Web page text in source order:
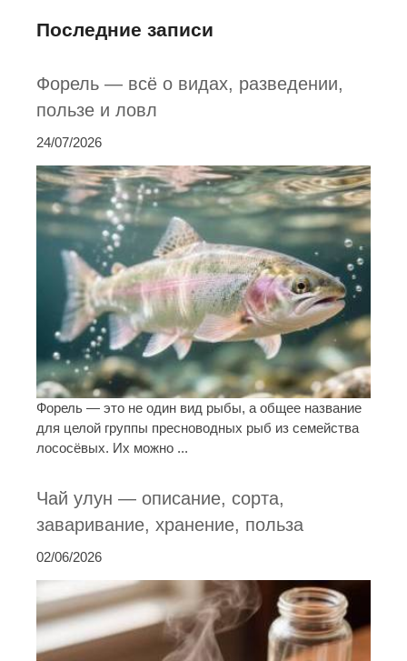
Последние записи
Форель — всё о видах, разведении,
пользе и ловл
24/07/2026
Форель — это не один вид рыбы, а общее название
для целой группы пресноводных рыб из семейства
лососёвых. Их можно ...
Чай улун — описание, сорта,
заваривание, хранение, польза
02/06/2026